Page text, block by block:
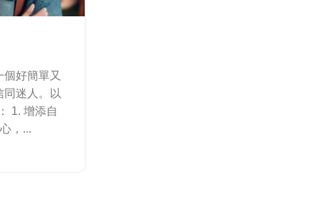
好簡單又
同迷人。以
1. 增添自
，...